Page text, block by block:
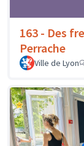
163 - Des
Perrache
Ville de Lyon